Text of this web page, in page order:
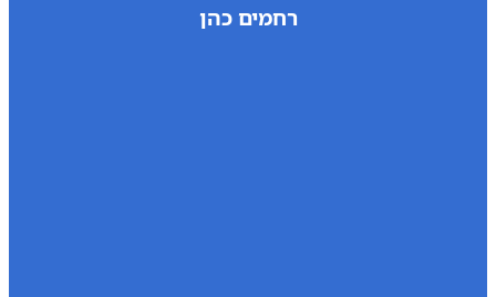
רחמים כהן